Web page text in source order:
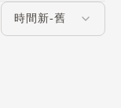
評論排序